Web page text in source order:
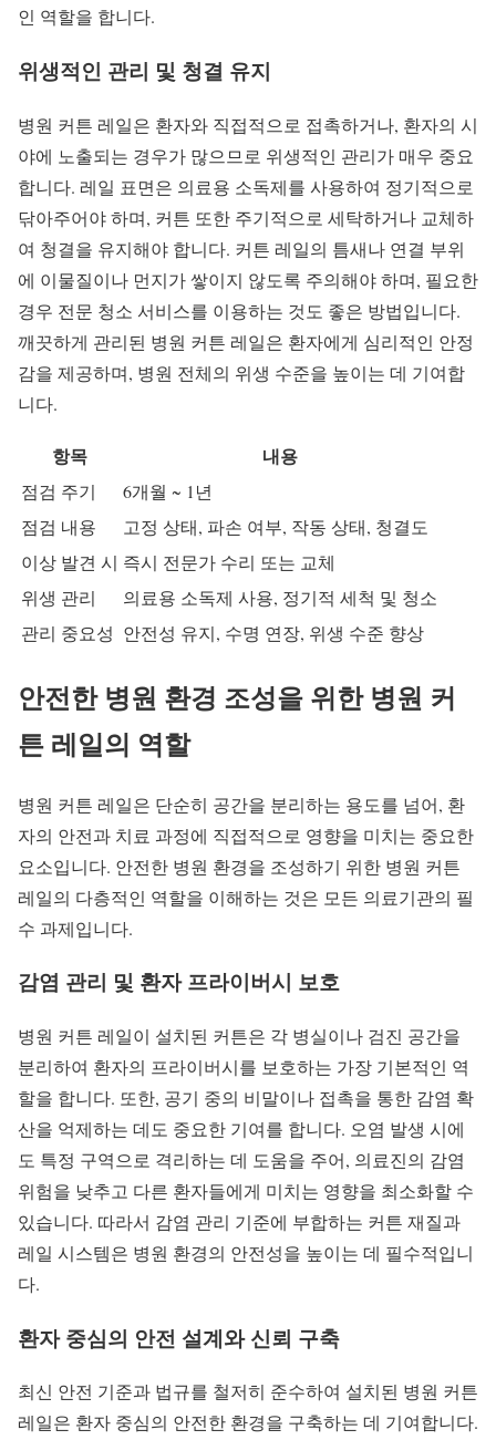
인 역할을 합니다.
위생적인 관리 및 청결 유지
병원 커튼 레일은 환자와 직접적으로 접촉하거나, 환자의 시
야에 노출되는 경우가 많으므로 위생적인 관리가 매우 중요
합니다. 레일 표면은 의료용 소독제를 사용하여 정기적으로
닦아주어야 하며, 커튼 또한 주기적으로 세탁하거나 교체하
여 청결을 유지해야 합니다. 커튼 레일의 틈새나 연결 부위
에 이물질이나 먼지가 쌓이지 않도록 주의해야 하며, 필요한
경우 전문 청소 서비스를 이용하는 것도 좋은 방법입니다.
깨끗하게 관리된 병원 커튼 레일은 환자에게 심리적인 안정
감을 제공하며, 병원 전체의 위생 수준을 높이는 데 기여합
니다.
항목 내용
점검 주기
6개월 ~ 1년
점검 내용
고정 상태, 파손 여부, 작동 상태, 청결도
이상 발견 시 즉시 전문가 수리 또는 교체
위생 관리
의료용 소독제 사용, 정기적 세척 및 청소
관리 중요성 안전성 유지, 수명 연장, 위생 수준 향상
안전한 병원 환경 조성을 위한 병원 커
튼 레일의 역할
병원 커튼 레일은 단순히 공간을 분리하는 용도를 넘어, 환
자의 안전과 치료 과정에 직접적으로 영향을 미치는 중요한
요소입니다. 안전한 병원 환경을 조성하기 위한 병원 커튼
레일의 다층적인 역할을 이해하는 것은 모든 의료기관의 필
수 과제입니다.
감염 관리 및 환자 프라이버시 보호
병원 커튼 레일이 설치된 커튼은 각 병실이나 검진 공간을
분리하여 환자의 프라이버시를 보호하는 가장 기본적인 역
할을 합니다. 또한, 공기 중의 비말이나 접촉을 통한 감염 확
산을 억제하는 데도 중요한 기여를 합니다. 오염 발생 시에
도 특정 구역으로 격리하는 데 도움을 주어, 의료진의 감염
위험을 낮추고 다른 환자들에게 미치는 영향을 최소화할 수
있습니다. 따라서 감염 관리 기준에 부합하는 커튼 재질과
레일 시스템은 병원 환경의 안전성을 높이는 데 필수적입니
다.
환자 중심의 안전 설계와 신뢰 구축
최신 안전 기준과 법규를 철저히 준수하여 설치된 병원 커튼
레일은 환자 중심의 안전한 환경을 구축하는 데 기여합니다.